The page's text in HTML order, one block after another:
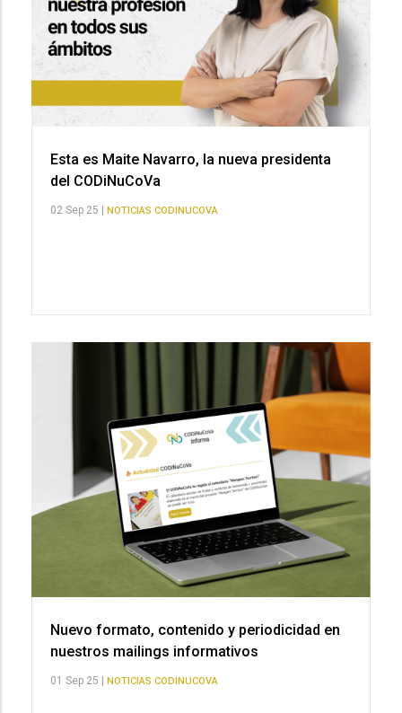
Esta es Maite Navarro, la nueva presidenta
del CODiNuCoVa
02 Sep 25 | NOTICIAS CODINUCOVA
Nuevo formato, contenido y periodicidad en
nuestros mailings informativos
01 Sep 25 | NOTICIAS CODINUCOVA